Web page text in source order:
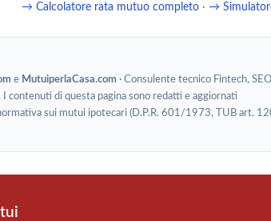
→ Calcolatore rata mutuo completo · →
e MutuiperlaCasa.com · Consulente tecnico Fintech, SEO
contenuti di questa pagina sono redatti e aggiornati
sui mutui ipotecari (D.P.R. 601/1973, TUB art.